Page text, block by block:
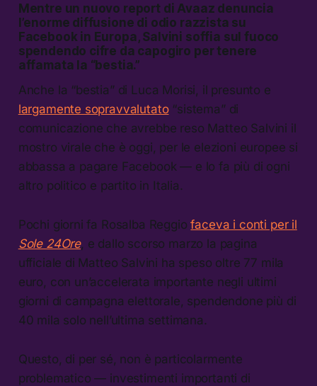
Mentre un nuovo report di Avaaz denuncia
l’enorme diffusione di odio razzista su
Facebook in Europa, Salvini soffia sul fuoco
spendendo cifre da capogiro per tenere
affamata la “bestia.”
Anche la “bestia” di Luca Morisi, il presunto e
largamente sopravvalutato“sistema” di
comunicazione che avrebbe reso Matteo Salvini il
mostro virale che è oggi, per le elezioni europee si
abbassa a pagare Facebook — e lo fa più di ogni
altro politico e partito in Italia.
Pochi giorni fa Rosalba Reggiofaceva i conti per il
Sole 24Ore, e dallo scorso marzo la pagina
ufficiale di Matteo Salvini ha speso oltre 77 mila
euro, con un’accelerata importante negli ultimi
giorni di campagna elettorale, spendendone più di
40 mila solo nell’ultima settimana.
Questo, di per sé, non è particolarmente
problematico — investimenti importanti di